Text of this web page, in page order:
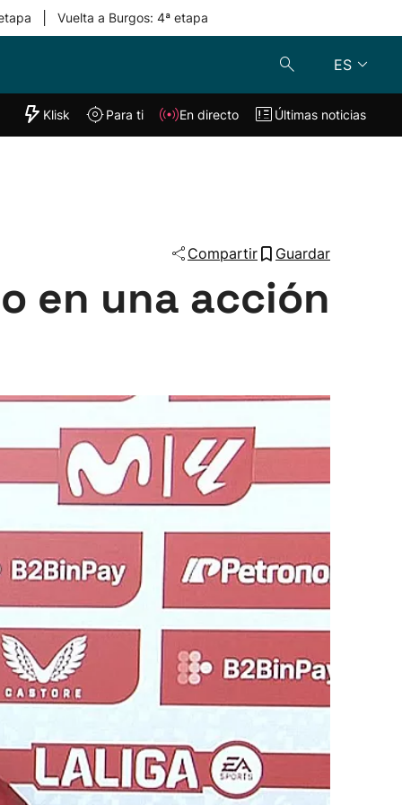
Vuelta a Burgos: 4ª etapa
ES
"Helmuga"
Klisk En directo
Klisk Para ti En directo Últimas noticias
Compartir Guardar
en una acción